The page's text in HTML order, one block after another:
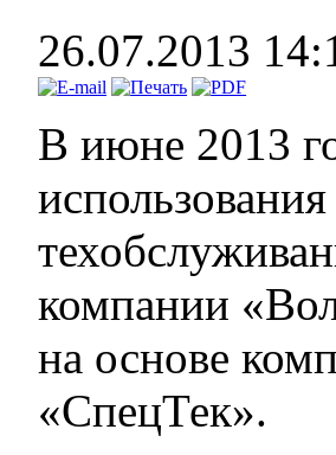
26.07.2013
В июне 2013
компании
на основе
«СпецТек».